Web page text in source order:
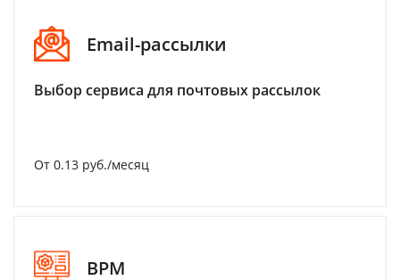
Email-рассылки
Выбор сервиса для почтовых рассылок
От 0.13 руб./месяц
BPM